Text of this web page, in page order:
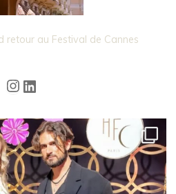
retour au Festival de Cannes
Instagram
LinkedIn